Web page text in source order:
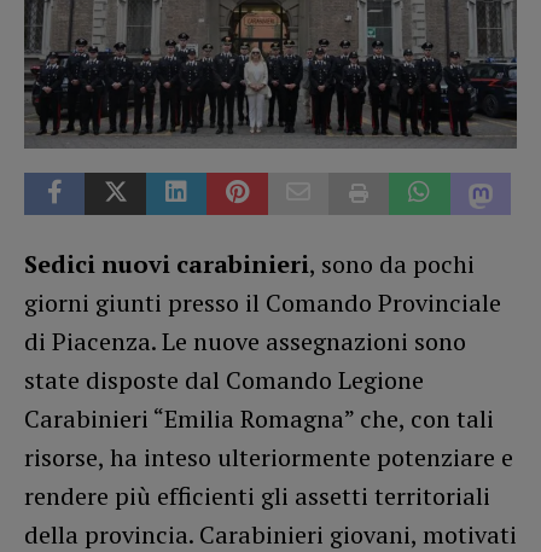
Sedici nuovi carabinieri, sono da pochi
giorni giunti presso il Comando Provinciale
di Piacenza. Le nuove assegnazioni sono
state disposte dal Comando Legione
Carabinieri “Emilia Romagna” che, con tali
risorse, ha inteso ulteriormente potenziare e
rendere più efficienti gli assetti territoriali
della provincia. Carabinieri giovani, motivati